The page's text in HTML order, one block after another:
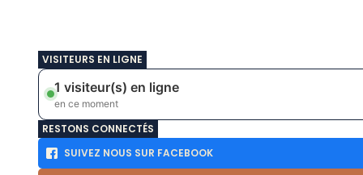
VISITEURS EN LIGNE
1 visiteur(s) en ligne
en ce moment
RESTONS CONNECTÉS
SUIVEZ NOUS SUR FACEBOOK